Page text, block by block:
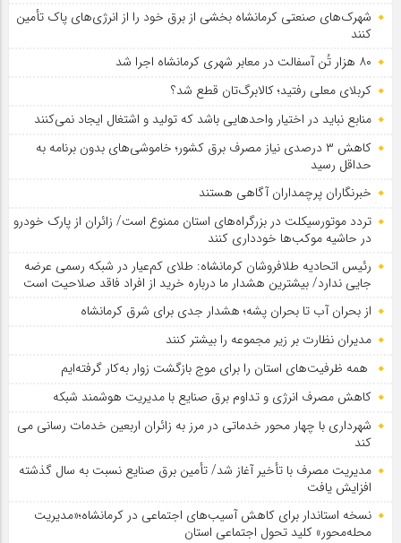
شهرک‌های صنعتی کرمانشاه بخشی از برق خود را از انرژی‌های پاک تأمین
کنند
۸۰ هزار تُن آسفالت در معابر شهری کرمانشاه اجرا شد
کربلای معلی رفتید؛ کالابرگ‌تان قطع شد؟
منابع نباید در اختیار واحدهایی باشد که تولید و اشتغال ایجاد نمی‌کنند
کاهش ۳ درصدی نیاز مصرف برق کشور؛ خاموشی‌های بدون برنامه به
حداقل رسید
خبرنگاران پرچمداران آگاهی هستند
تردد موتورسیکلت در بزرگراه‌های استان ممنوع است/ زائران از پارک خودرو
در حاشیه موکب‌ها خودداری کنند
رئیس اتحادیه طلافروشان کرمانشاه: طلای کم‌عیار در شبکه رسمی عرضه
جایی ندارد/ بیشترین هشدار ما درباره خرید از افراد فاقد صلاحیت است
از بحران آب تا بحران پشه؛ هشدار جدی برای شرق کرمانشاه
مدیران نظارت بر زیر مجموعه را بیشتر کنند
همه ظرفیت‌های استان را برای موج بازگشت زوار به‌کار گرفته‌ایم
کاهش مصرف انرژی و تداوم برق صنایع با مدیریت هوشمند شبکه
شهرداری با چهار محور خدماتی در مرز به زائران اربعین خدمات رسانی می
کند
مدیریت مصرف با تأخیر آغاز شد/ تأمین برق صنایع نسبت به سال گذشته
افزایش یافت
نسخه استاندار برای کاهش آسیب‌های اجتماعی در کرمانشاه؛«مدیریت
محله‌محور» کلید تحول اجتماعی استان